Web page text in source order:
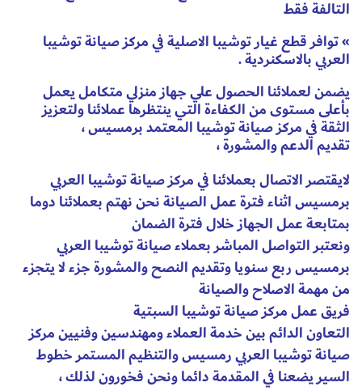
التالفة فقط
» توافر قطع غيار توشيبا الاصلية في مركز صيانة توشيبا
العربي بالاسكنردية .
يضمن لعملائنا الحصول علي جهاز منزلي متكامل يعمل
بأعلى مستوى من الكفاءة التي ينتظرها عملائنا ولتعزيز
الثقة في مركز صيانة توشيبا المعتمد برمسيس ،
تقديم الدعم والمشورة ،
لايقتصر الاتصال بعملائنا في مركز صيانة توشيبا العربي
برمسيس اثناء فترة عمل الصيانة نحن نهتم بعملائنا دوما
بمتابعة عمل الجهاز خلال فترة الضمان
ونعتبر التواصل المباشر بعملاء صيانة توشيبا العربي
برمسيس ربع سنويا وتقديم النصح والمشورة جزء لا يتجزء
من مهمة الاصلاح والصيانة
فريق عمل مركز صيانة توشيبا السبتية
التعاون الدائم بين خدمة العملاء ومهندسين وفنيين مركز
صيانة توشيبا العربي رمسيس والتنظيم المستمر خطوط
السير يضعنا في المقدمة دائما ونحن فخورون لذلك ،